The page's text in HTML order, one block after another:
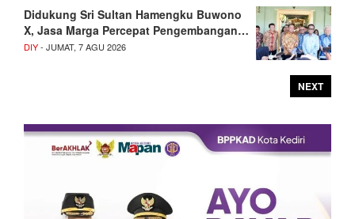
Didukung Sri Sultan Hamengku Buwono
X, Jasa Marga Percepat Pengembangan…
DIY- JUMAT, 7 AGU 2026
NEXT